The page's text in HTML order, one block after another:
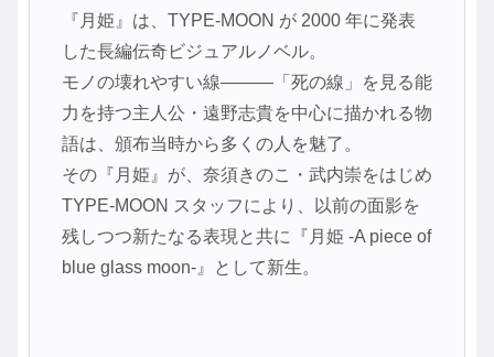
『月姫』は、TYPE-MOON が 2000 年に発表
した長編伝奇ビジュアルノベル。
モノの壊れやすい線―――「死の線」を見る能
力を持つ主人公・遠野志貴を中心に描かれる物
語は、頒布当時から多くの人を魅了。
その『月姫』が、奈須きのこ・武内崇をはじめ
TYPE-MOON スタッフにより、以前の面影を
残しつつ新たなる表現と共に『月姫 -A piece of
blue glass moon-』として新生。